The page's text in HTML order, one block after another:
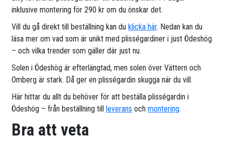
inklusive montering för 290 kr om du önskar det.
Vill du gå direkt till beställning kan duklicka här. Nedan kan du
läsa mer om vad som är unikt med plisségardiner i just Ödeshög
– och vilka trender som gäller där just nu.
Solen i Ödeshög är efterlängtad, men solen över Vättern och
Omberg är stark. Då ger en plisségardin skugga när du vill.
Här hittar du allt du behöver för att beställa plisségardin i
Ödeshög – från beställning tillleverans ochmontering.
Bra att veta